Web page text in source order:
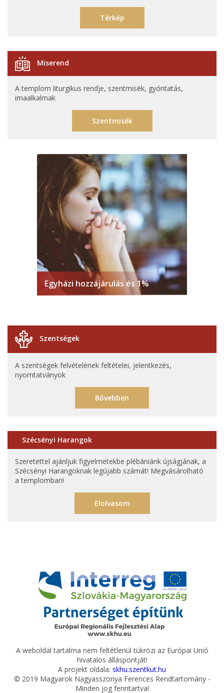
Térkép
Miserend
A templom liturgikus rendje, szentmisék, gyóntatás,
imaalkalmak
Szentmisék
Egyházi hozzájárulás és 1%
Szentségek
A szentségek felvételének feltételei, jelentkezés,
nyomtatványok
Bővebben
Szécsényi Harangok
Szeretettel ajánljuk figyelmetekbe plébániánk újságjának, a
Szécsényi Harangoknak legújabb számát! Megvásárolható
a templomban!
Elolvasom
A weboldal tartalma nem feltétlenül tükrözi az Európai Unió
hivatalos álláspontját!
A projekt oldala: skhu.szentkut.hu
© 2019 Magyarok Nagyasszonya Ferences Rendtartomány -
Minden jog fenntartva!